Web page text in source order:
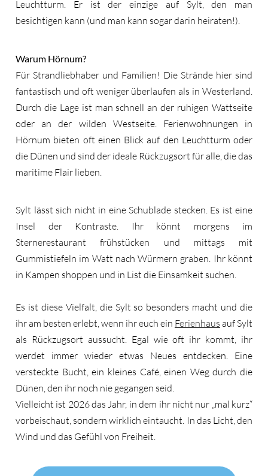
Leuchtturm. Er ist der einzige auf Sylt, den man
besichtigen kann (und man kann sogar darin heiraten!).
Warum Hörnum?
Für Strandliebhaber und Familien! Die Strände hier sind
fantastisch und oft weniger überlaufen als in Westerland.
Durch die Lage ist man schnell an der ruhigen Wattseite
oder an der wilden Westseite. Ferienwohnungen in
Hörnum bieten oft einen Blick auf den Leuchtturm oder
die Dünen und sind der ideale Rückzugsort für alle, die das
maritime Flair lieben.
Sylt lässt sich nicht in eine Schublade stecken. Es ist eine
Insel der Kontraste. Ihr könnt morgens im
Sternerestaurant frühstücken und mittags mit
Gummistiefeln im Watt nach Würmern graben. Ihr könnt
in Kampen shoppen und in List die Einsamkeit suchen.
Es ist diese Vielfalt, die Sylt so besonders macht und die
ihr am besten erlebt, wenn ihr euch ein Ferienhaus auf Sylt
als Rückzugsort aussucht. Egal wie oft ihr kommt, ihr
werdet immer wieder etwas Neues entdecken. Eine
versteckte Bucht, ein kleines Café, einen Weg durch die
Dünen, den ihr noch nie gegangen seid.
Vielleicht ist 2026 das Jahr, in dem ihr nicht nur „mal kurz“
vorbeischaut, sondern wirklich eintaucht. In das Licht, den
Wind und das Gefühl von Freiheit.